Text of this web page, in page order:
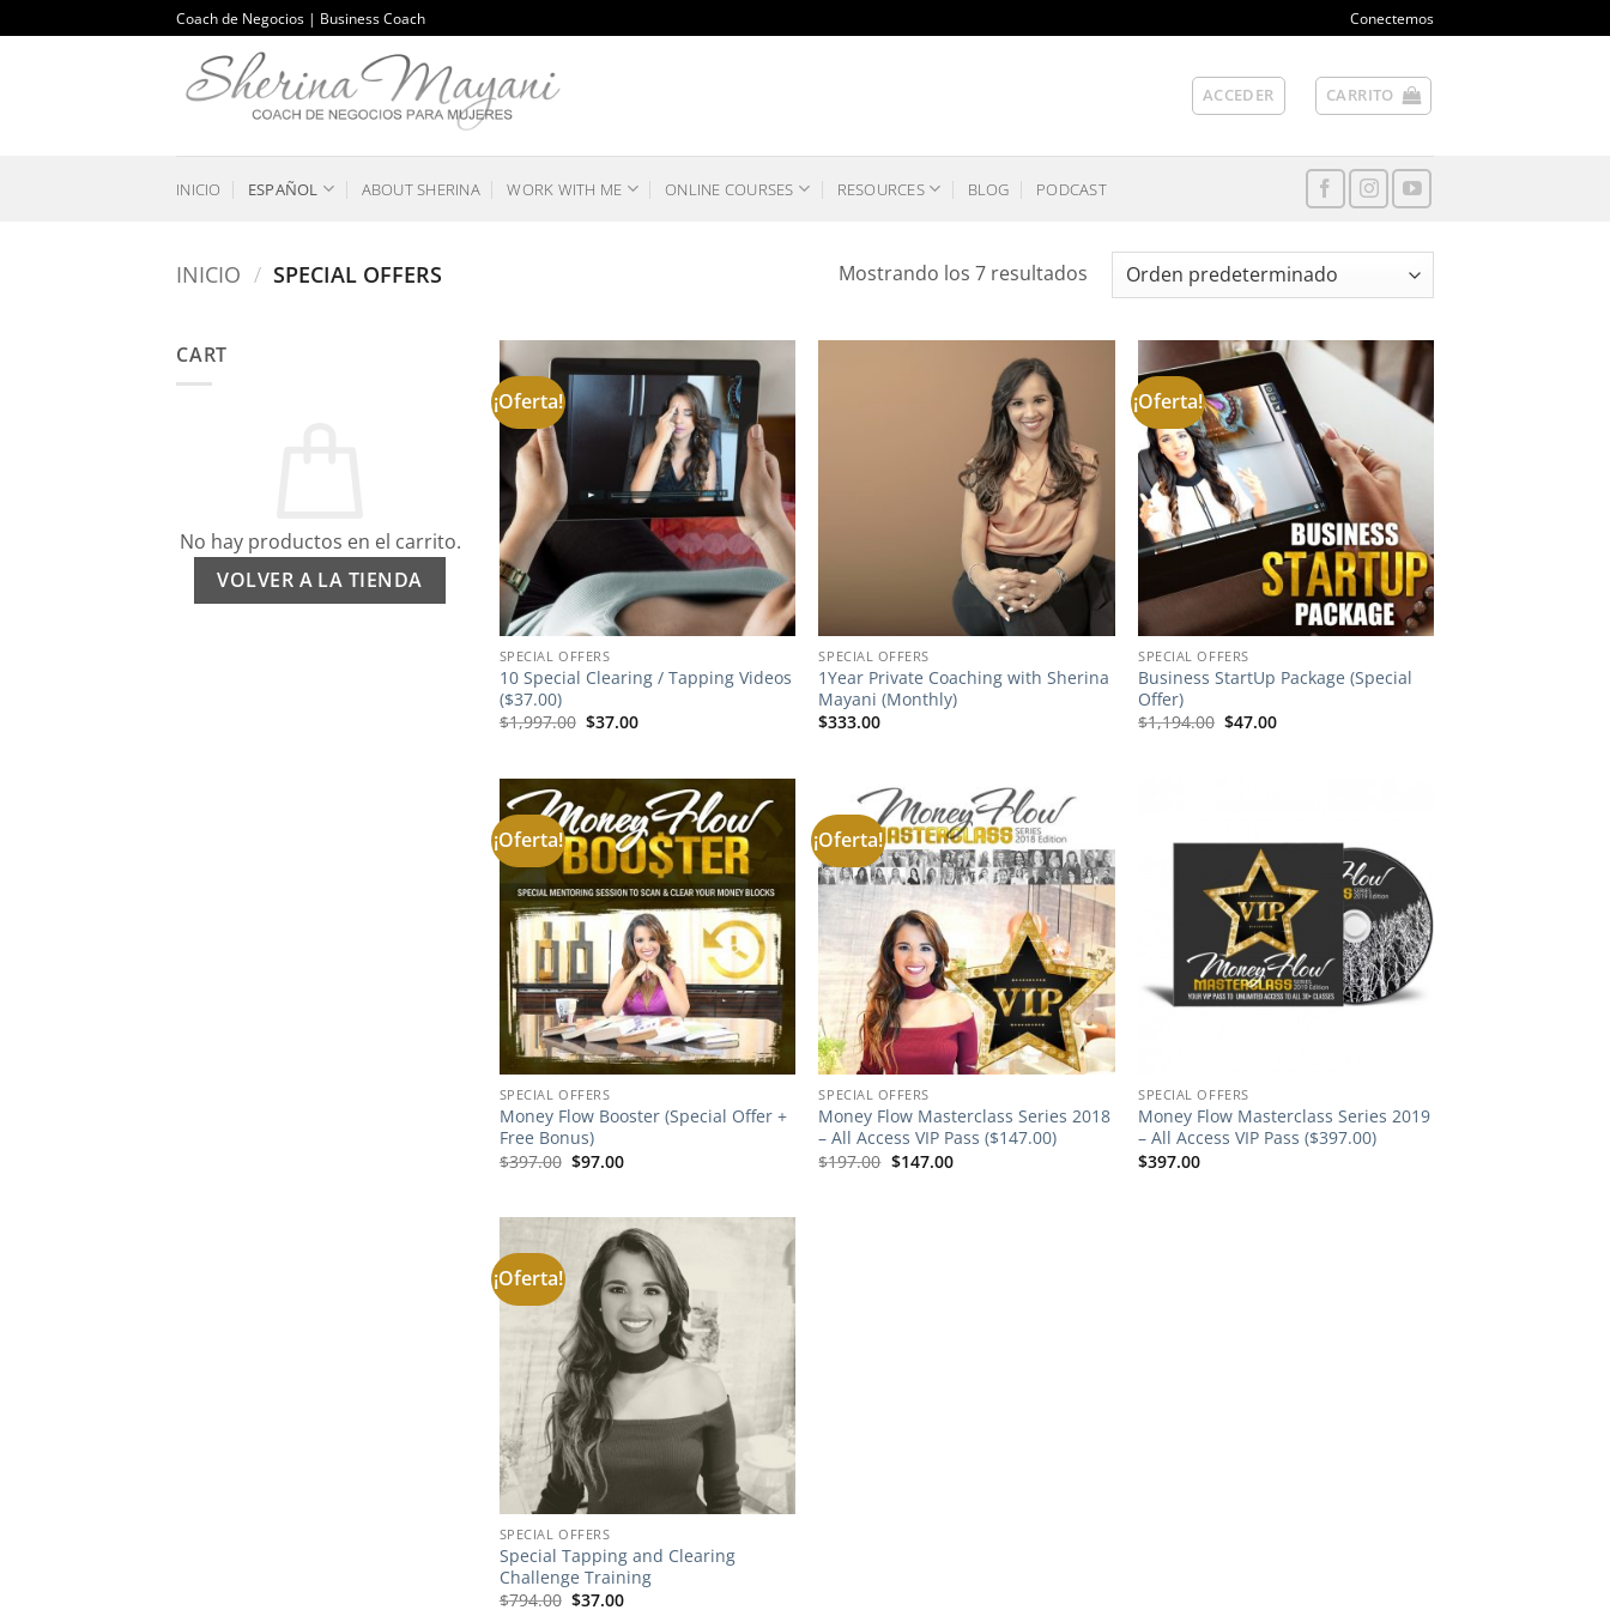
al
Coach de Negocios | Business Coach Conectemos
ACCEDER CARRITO
INICIO ESPAÑOL ABOUT SHERINA WORK WITH ME ONLINE COURSES RESOURCES BLOG PODCAST
INICIO / SPECIAL OFFERS Mostrando los 7 resultados
CART
No hay productos en el carrito.
VOLVER A LA TIENDA
¡Oferta!
SPECIAL OFFERS
10 Special Clearing / Tapping Videos
($37.00)
$1,997.00 El
$1,997.00.
$37.00El
$37.00.
SPECIAL OFFERS
1Year Private Coaching with Sherina
Mayani (Monthly)
$333.00
¡Oferta!
SPECIAL OFFERS
Business StartUp Package (Special
Offer)
$1,194.00 El
$47.00El
¡Oferta!
SPECIAL OFFERS
Money Flow Booster (Special Offer +
Free Bonus)
$397.00 El
$397.00.
$97.00El
$97.00.
¡Oferta!
SPECIAL OFFERS
Money Flow Masterclass Series 2018
– All Access VIP Pass ($147.00)
$197.00 El
$147.00El
SPECIAL OFFERS
Money Flow Masterclass Series 2019
– All Access VIP Pass ($397.00)
$397.00
¡Oferta!
SPECIAL OFFERS
Special Tapping and Clearing
Challenge Training
$794.00 El
$37.00El